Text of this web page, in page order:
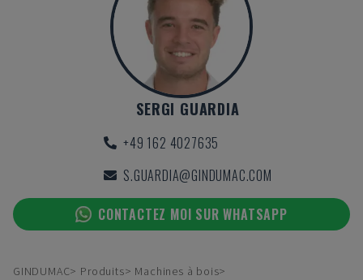
SERGI GUARDIA
+49 162 4027635
S.GUARDIA@GINDUMAC.COM
CONTACTEZ MOI SUR WHATSAPP
GINDUMAC Produits
Machines à bois